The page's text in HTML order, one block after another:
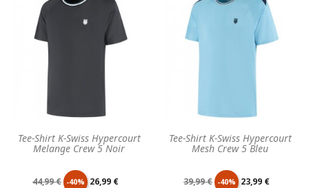
base base
Tee-Shirt K-Swiss Hypercourt
Melange Crew 5 Noir
Prix
44,99 € -40% Prix
26,99 €
Tee-Shirt K-Swiss Hypercourt
Mesh Crew 5 Bleu
Prix
39,99 € -40% Prix
23,99 €